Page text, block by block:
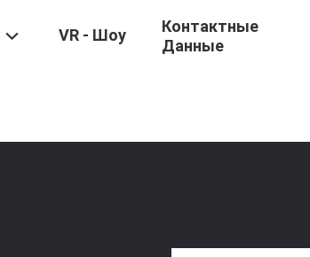
VR - Шоу
Контактные
Данные